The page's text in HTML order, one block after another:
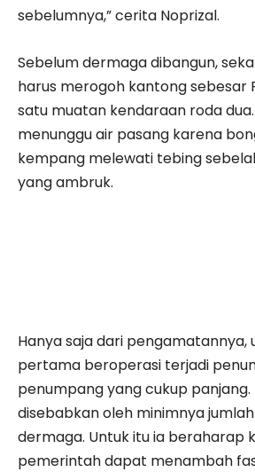
sebelumnya,” cerita Noprizal.
Sebelum dermaga dibangun,
harus merogoh kantong sebesar
satu muatan kendaraan roda
menunggu air pasang karena
kempang melewati tebing
yang ambruk.
Hanya saja dari pengamatannya,
pertama beroperasi terjadi
penumpang yang cukup panjang.
disebabkan oleh minimnya
dermaga. Untuk itu ia beraharap
pemerintah dapat menambah